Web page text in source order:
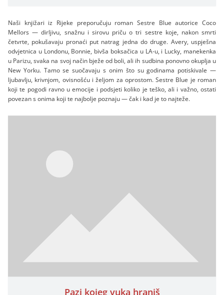
Naši knjižari iz Rijeke preporučuju roman Sestre Blue autorice Coco
Mellors — dirljivu, snažnu i sirovu priču o tri sestre koje, nakon smrti
četvrte, pokušavaju pronaći put natrag jedna do druge. Avery, uspješna
odvjetnica u Londonu, Bonnie, bivša boksačica u LA-u, i Lucky, manekenka
u Parizu, svaka na svoj način bježe od boli, ali ih sudbina ponovno okuplja u
New Yorku. Tamo se suočavaju s onim što su godinama potiskivale —
ljubavlju, krivnjom, ovisnošću i željom za oprostom. Sestre Blue je roman
koji te pogodi ravno u emocije i podsjeti koliko je teško, ali i važno, ostati
povezan s onima koji te najbolje poznaju — čak i kad je to najteže.
Pazi kojeg vuka hraniš